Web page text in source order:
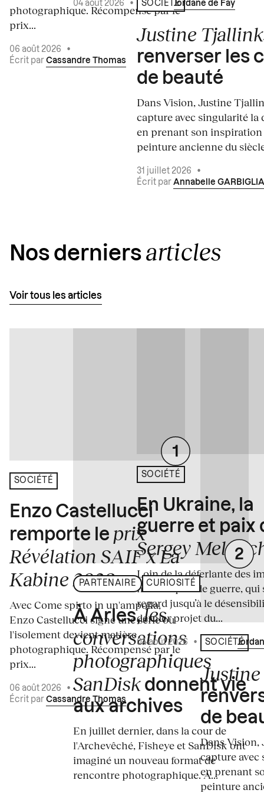
photographique. Récompensé par le
prix...
06 août 2026
•
Écrit par Cassandre Thomas
04 août 2026 • Écrit par Jordane de Faÿ
SOCIÉTÉ
Justine
renverser les
de beauté
Dans Vision, Justine
capture avec singularité la
en prenant son inspiration
peinture ancienne du
31 juillet 2026
•
Écrit par Annabelle GARBIGLIA
Nos derniers articles
Voir tous les articles
SOCIÉTÉ
Enzo Castellucci
remporte le prix
Révélation SAIF x La
Kabine 2026
Avec Come spirto in un'ampolla,
Enzo Castellucci signe une série où
l'isolement devient matière
photographique. Récompensé par le
prix...
06 août 2026
•
Écrit par Cassandre Thomas
PARTENAIRE CURIOSITÉ
À Arles,les
conversations
photographiques
SanDisk donnent vie
aux archives
En juillet dernier, dans la cour de
l'Archevêché, Fisheye et SanDisk ont
imaginé un nouveau format de
rencontre photographique. À...
SOCIÉTÉ
En Ukraine, la
guerre et paix
Sergey
Loin de la déferlante des
médiatiques de guerre, qui
regard jusqu’à le
dernier projet du...
04 août 2026 • Écrit par
SOCIÉTÉ
de
Dans
capture avec
en prenant
peinture